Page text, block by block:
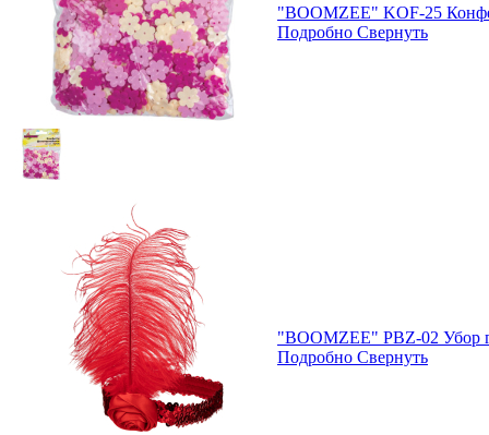
"BOOMZEE" KOF-25
Подробно Свернуть
"BOOMZEE" PBZ-02 Убор
Подробно Свернуть